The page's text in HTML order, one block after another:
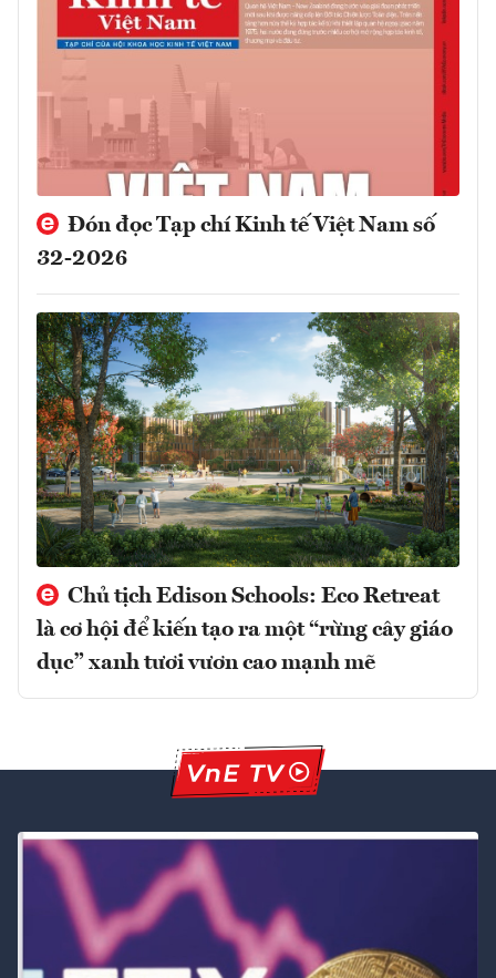
Đón đọc Tạp chí Kinh tế Việt Nam số
32-2026
Chủ tịch Edison Schools: Eco Retreat
là cơ hội để kiến tạo ra một “rừng cây giáo
dục” xanh tươi vươn cao mạnh mẽ